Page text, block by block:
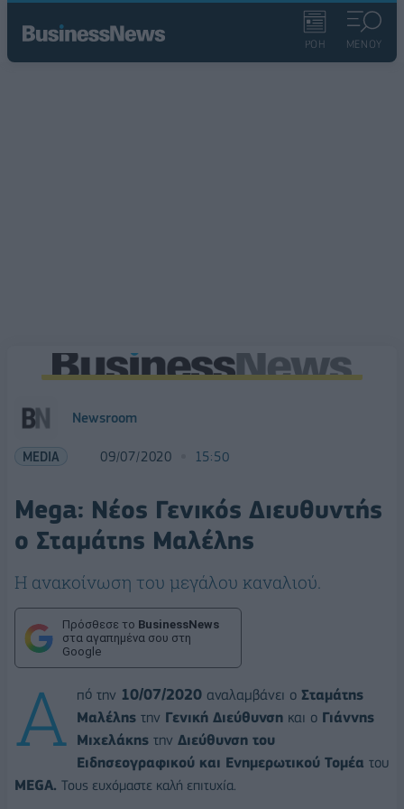
ΡΟΗ ΜΕΝΟΥ
Newsroom
MEDIA 09/07/2020 15:50
Mega: Νέος Γενικός Διευθυντής
ο Σταμάτης Μαλέλης
Η ανακοίνωση του μεγάλου καναλιού.
Πρόσθεσε το BusinessNews
στα αγαπημένα σου στη
Google
Α πό την 10/07/2020 αναλαμβάνει ο Σταμάτης
Μαλέλης την Γενική Διεύθυνση και ο Γιάννης
Μιχελάκης την Διεύθυνση του
Ειδησεογραφικού και Ενημερωτικού Τομέα του
MEGA. Τους ευχόμαστε καλή επιτυχία.